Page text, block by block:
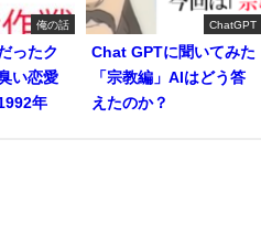
俺の話
ったク
い恋愛
年
ChatGPT
Chat GPTに聞いてみた
「宗教編」AIはどう答
えたのか？